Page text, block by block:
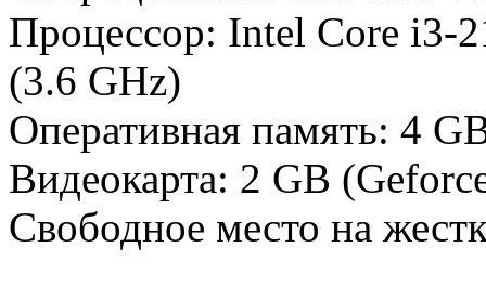
Процессор: Intel Core i3-
(3.6 GHz)
Оперативная память: 4
Видеокарта: 2 GB
Свободное место на